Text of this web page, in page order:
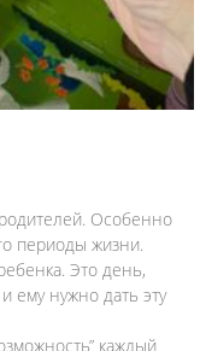
Особенно
периоды жизни.
Это день,
ему нужно дать эту
каждый